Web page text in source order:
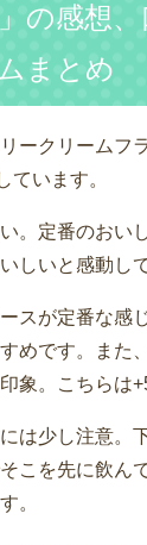
の感想
まとめ
ークリームフ
ています。
。定番のおい
しいと感動し
スが定番な感
めです。また
象。こちらは
は少し注意。
こを先に飲ん
。